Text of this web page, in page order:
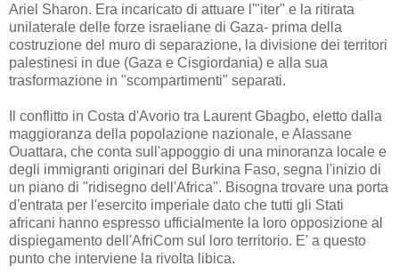
Ariel Sharon. Era incaricato di attuare l'"iter" e la ritirata
unilaterale delle forze israeliane di Gaza- prima della
costruzione del muro di separazione, la divisione dei territori
palestinesi in due (Gaza e Cisgiordania) e alla sua
trasformazione in "scompartimenti" separati.
Il conflitto in Costa d'Avorio tra Laurent Gbagbo, eletto dalla
maggioranza della popolazione nazionale, e Alassane
Ouattara, che conta sull'appoggio di una minoranza locale e
degli immigranti originari del Burkina Faso, segna l'inizio di
un piano di "ridisegno dell'Africa". Bisogna trovare una porta
d'entrata per l'esercito imperiale dato che tutti gli Stati
africani hanno espresso ufficialmente la loro opposizione al
dispiegamento dell'AfriCom sul loro territorio. E' a questo
punto che interviene la rivolta libica.